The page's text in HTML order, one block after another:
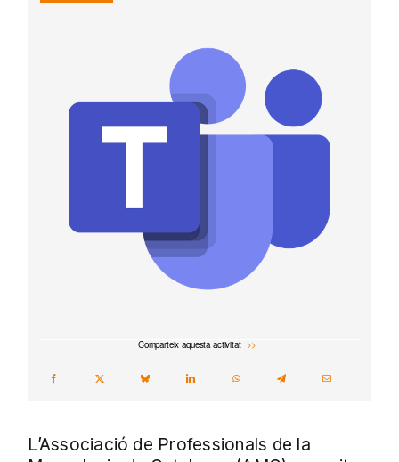
Comparteix aquesta activitat
L’Associació de Professionals de la